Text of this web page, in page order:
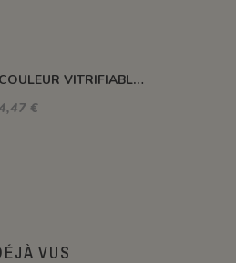
COULEUR VITRIFIABLE DÉCOR SANS PLOMB BLANC VA103
4,47 €
VUS